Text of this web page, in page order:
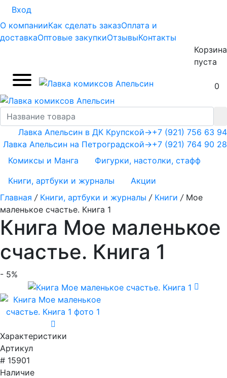
Вход
О компанииКак сделать заказОплата и
доставкаОптовые закупкиОтзывыКонтакты
Корзина
пуста
0
+7 (921) 756 63 94
+7 (921) 764 90 28
Лавка Апельсин в ДК Крупской→
Лавка Апельсин на Петроградской→
Комиксы и Манга
Фигурки, настолки, стафф
Книги, артбуки и журналы
Акции
Главная / Книги, артбуки и журналы / Книги / Мое
маленькое счастье. Книга 1
Книга Мое маленькое
счастье. Книга 1
- 5%
Характеристики
Артикул
# 15901
Наличие